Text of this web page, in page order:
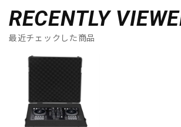
RECENTLY
最近チェックした商品